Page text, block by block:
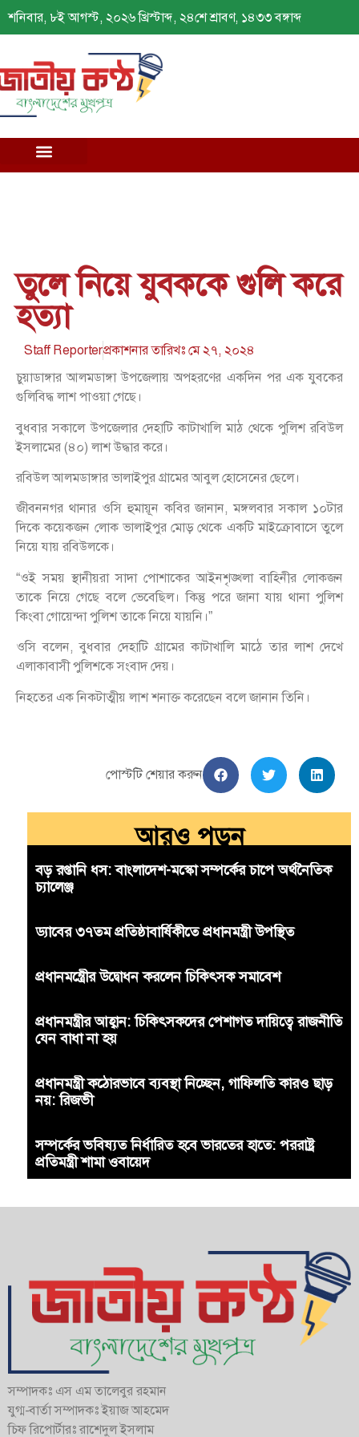
শনিবার, ৮ই আগস্ট, ২০২৬ খ্রিস্টাব্দ, ২৪শে শ্রাবণ, ১৪৩৩ বঙ্গাব্দ
তুলে নিয়ে যুবককে গুলি করে
হত্যা
Staff Reporterপ্রকাশনার তারিখঃমে ২৭, ২০২৪
চুয়াডাঙ্গার আলমডাঙ্গা উপজেলায় অপহরণের একদিন পর এক যুবকের
গুলিবিদ্ধ লাশ পাওয়া গেছে।
বুধবার সকালে উপজেলার দেহাটি কাটাখালি মাঠ থেকে পুলিশ রবিউল
ইসলামের (৪০) লাশ উদ্ধার করে।
রবিউল আলমডাঙ্গার ভালাইপুর গ্রামের আবুল হোসেনের ছেলে।
জীবননগর থানার ওসি হুমায়ূন কবির জানান, মঙ্গলবার সকাল ১০টার
দিকে কয়েকজন লোক ভালাইপুর মোড় থেকে একটি মাইক্রোবাসে তুলে
নিয়ে যায় রবিউলকে।
“ওই সময় স্থানীয়রা সাদা পোশাকের আইনশৃঙ্খলা বাহিনীর লোকজন
তাকে নিয়ে গেছে বলে ভেবেছিল। কিন্তু পরে জানা যায় থানা পুলিশ
কিংবা গোয়েন্দা পুলিশ তাকে নিয়ে যায়নি।”
ওসি বলেন, বুধবার দেহাটি গ্রামের কাটাখালি মাঠে তার লাশ দেখে
এলাকাবাসী পুলিশকে সংবাদ দেয়।
নিহতের এক নিকটাত্মীয় লাশ শনাক্ত করেছেন বলে জানান তিনি।
পোস্টটি শেয়ার করুন
আরও পড়ুন
বড় রপ্তানি ধস: বাংলাদেশ-মস্কো সম্পর্কের চাপে অর্থনৈতিক
চ্যালেঞ্জ
ড্যাবের ৩৭তম প্রতিষ্ঠাবার্ষিকীতে প্রধানমন্ত্রী উপস্থিত
প্রধানমন্ত্রীের উদ্বোধন করলেন চিকিৎসক সমাবেশ
প্রধানমন্ত্রীর আহ্বান: চিকিৎসকদের পেশাগত দায়িত্বে রাজনীতি
যেন বাধা না হয়
প্রধানমন্ত্রী কঠোরভাবে ব্যবস্থা নিচ্ছেন, গাফিলতি কারও ছাড়
নয়: রিজভী
সম্পর্কের ভবিষ্যত নির্ধারিত হবে ভারতের হাতে: পররাষ্ট্র
প্রতিমন্ত্রী শামা ওবায়েদ
সম্পাদকঃ এস এম তালেবুর রহমান
যুগ্ম-বার্তা সম্পাদকঃ ইয়াজ আহমেদ
চিফ রিপোর্টারঃ রাশেদুল ইসলাম